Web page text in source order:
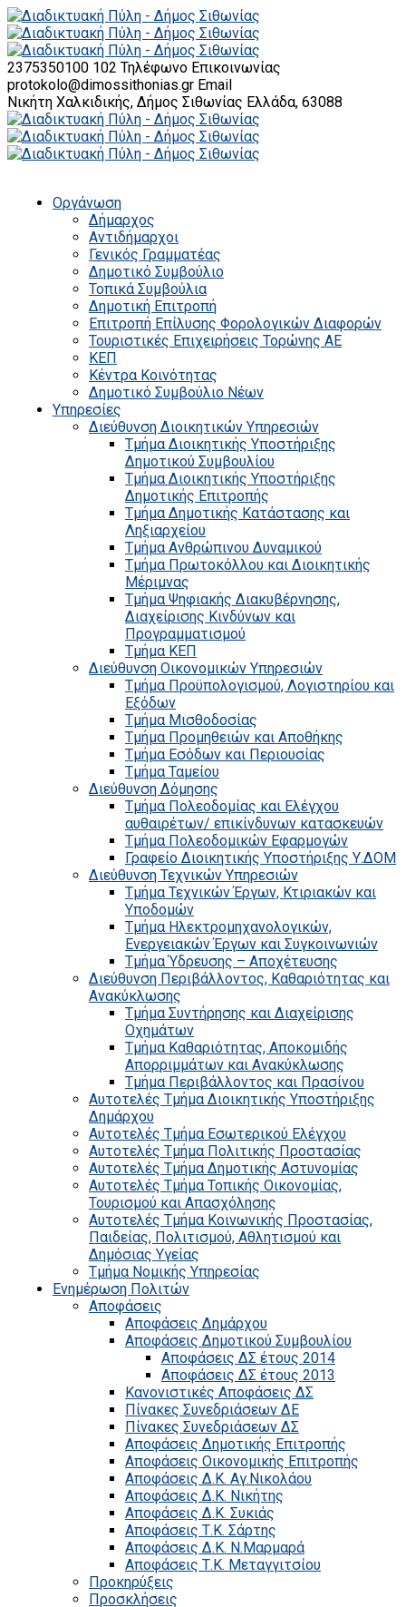
2375350100 102 Τηλέφωνο Επικοινωνίας
protokolo@dimossithonias.gr Email
Νικήτη Χαλκιδικής, Δήμος Σιθωνίας Ελλάδα, 63088
Οργάνωση
Δήμαρχος
Αντιδήμαρχοι
Γενικός Γραμματέας
Δημοτικό Συμβούλιο
Τοπικά Συμβούλια
Δημοτική Επιτροπή
Επιτροπή Επίλυσης Φορολογικών Διαφορών
Τουριστικές Επιχειρήσεις Τορώνης ΑΕ
ΚΕΠ
Κέντρα Κοινότητας
Δημοτικό Συμβούλιο Νέων
Υπηρεσίες
Διεύθυνση Διοικητικών Υπηρεσιών
Τμήμα Διοικητικής Υποστήριξης
Δημοτικού Συμβουλίου
Τμήμα Διοικητικής Υποστήριξης
Δημοτικής Επιτροπής
Τμήμα Δημοτικής Κατάστασης και
Ληξιαρχείου
Τμήμα Ανθρώπινου Δυναμικού
Τμήμα Πρωτοκόλλου και Διοικητικής
Μέριμνας
Τμήμα Ψηφιακής Διακυβέρνησης,
Διαχείρισης Κινδύνων και
Προγραμματισμού
Τμήμα ΚΕΠ
Διεύθυνση Οικονομικών Υπηρεσιών
Τμήμα Προϋπολογισμού, Λογιστηρίου και
Εξόδων
Τμήμα Μισθοδοσίας
Τμήμα Προμηθειών και Αποθήκης
Τμήμα Εσόδων και Περιουσίας
Τμήμα Ταμείου
Διεύθυνση Δόμησης
Τμήμα Πολεοδομίας και Ελέγχου
αυθαιρέτων/ επικίνδυνων κατασκευών
Τμήμα Πολεοδομικών Εφαρμογών
Γραφείο Διοικητικής Υποστήριξης Υ.ΔΟΜ
Διεύθυνση Τεχνικών Υπηρεσιών
Τμήμα Τεχνικών Έργων, Κτιριακών και
Υποδομών
Τμήμα Ηλεκτρομηχανολογικών,
Ενεργειακών Έργων και Συγκοινωνιών
Τμήμα Ύδρευσης – Αποχέτευσης
Διεύθυνση Περιβάλλοντος, Καθαριότητας και
Ανακύκλωσης
Τμήμα Συντήρησης και Διαχείρισης
Οχημάτων
Τμήμα Καθαριότητας, Αποκομιδής
Απορριμμάτων και Ανακύκλωσης
Τμήμα Περιβάλλοντος και Πρασίνου
Αυτοτελές Τμήμα Διοικητικής Υποστήριξης
Δημάρχου
Αυτοτελές Τμήμα Εσωτερικού Ελέγχου
Αυτοτελές Τμήμα Πολιτικής Προστασίας
Αυτοτελές Τμήμα Δημοτικής Αστυνομίας
Αυτοτελές Τμήμα Τοπικής Οικονομίας,
Τουρισμού και Απασχόλησης
Αυτοτελές Τμήμα Κοινωνικής Προστασίας,
Παιδείας, Πολιτισμού, Αθλητισμού και
Δημόσιας Υγείας
Τμήμα Νομικής Υπηρεσίας
Ενημέρωση Πολιτών
Αποφάσεις
Αποφάσεις Δημάρχου
Αποφάσεις Δημοτικού Συμβουλίου
Αποφάσεις ΔΣ έτους 2014
Αποφάσεις ΔΣ έτους 2013
Κανονιστικές Αποφάσεις ΔΣ
Πίνακες Συνεδριάσεων ΔΕ
Πίνακες Συνεδριάσεων ΔΣ
Αποφάσεις Δημοτικής Επιτροπής
Αποφάσεις Οικονομικής Επιτροπής
Αποφάσεις Δ.Κ. Αγ.Νικολάου
Αποφάσεις Δ.Κ. Νικήτης
Αποφάσεις Δ.Κ. Συκιάς
Αποφάσεις Τ.Κ. Σάρτης
Αποφάσεις Δ.Κ. Ν.Μαρμαρά
Αποφάσεις Τ.Κ. Μεταγγιτσίου
Προκηρύξεις
Προσκλήσεις